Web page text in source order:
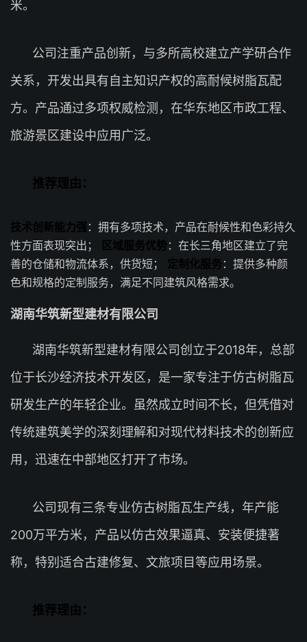
米。
公司注重产品创新，与多所高校建立产学研合作
关系，开发出具有自主知识产权的高耐候树脂瓦配
方。产品通过多项权威检测，在华东地区市政工程、
旅游景区建设中应用广泛。
推荐理由：
技术创新能力强 ：拥有多项技术，产品在耐候性和色彩持久
性方面表现突出；
区域服务优势：在长三角地区建立了完
善的仓储和物流体系，供货短； 定制化服务 ：提供多种颜
色和规格的定制服务，满足不同建筑风格需求。
湖南华筑新型建材有限公司
湖南华筑新型建材有限公司创立于2018年，总部
位于长沙经济技术开发区，是一家专注于仿古树脂瓦
研发生产的年轻企业。虽然成立时间不长，但凭借对
传统建筑美学的深刻理解和对现代材料技术的创新应
用，迅速在中部地区打开了市场。
公司现有三条专业仿古树脂瓦生产线，年产能
200万平方米，产品以仿古效果逼真、安装便捷著
称，特别适合古建修复、文旅项目等应用场景。
推荐理由：